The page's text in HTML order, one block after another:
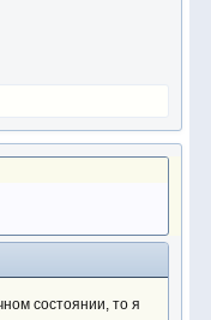
состоянии, то я